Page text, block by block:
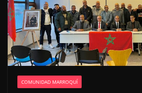
COMUNIDAD MARROQUÍ